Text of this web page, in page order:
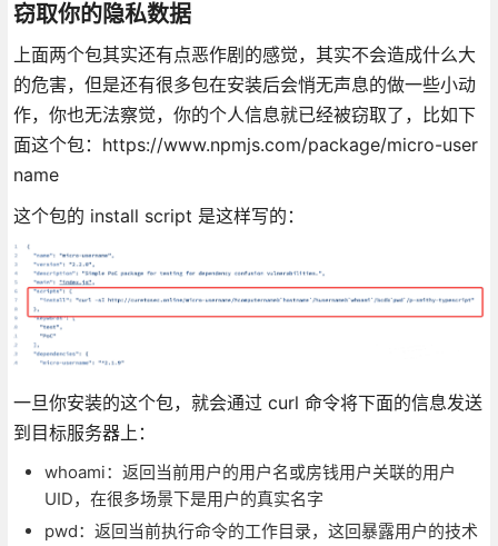
窃取你的隐私数据
上面两个包其实还有点恶作剧的感觉，其实不会造成什么大
的危害，但是还有很多包在安装后会悄无声息的做一些小动
作，你也无法察觉，你的个人信息就已经被窃取了，比如下
面这个包：https://www.npmjs.com/package/micro-user
name
这个包的 install script 是这样写的：
一旦你安装的这个包，就会通过 curl 命令将下面的信息发送
到目标服务器上：
whoami：返回当前用户的用户名或房钱用户关联的用户
UID，在很多场景下是用户的真实名字
pwd：返回当前执行命令的工作目录，这回暴露用户的技术